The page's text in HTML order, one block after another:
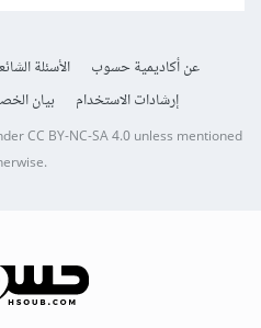
عن أكاديمية حسوب الأسئلة
إرشادات الاستخدام
بيان
CC BY-NC-SA 4.0unless mentioned